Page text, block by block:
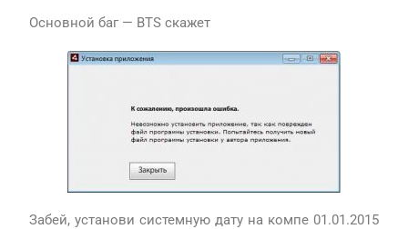
Основной баг — BTS скажет
Забей, установи системную дату на компе 01.01.2015